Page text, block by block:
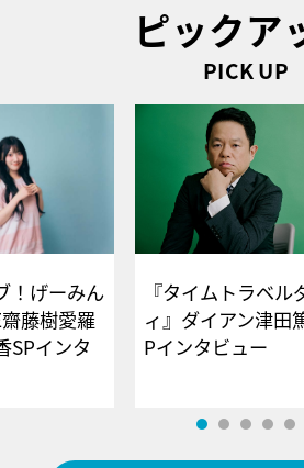
ピックア
PICK UP
！げーみん
藤樹愛羅
SPインタ
『タイムトラベル
ィ』ダイアン津田
Pインタビ